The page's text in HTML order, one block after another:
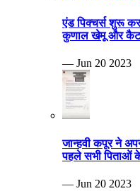
एंड पिक्चर्स शुरू
कुणाल खेमू और
— Jun 20 2023
जान्हवी कपूर ने
पहले सभी पिताओं
— Jun 20 2023